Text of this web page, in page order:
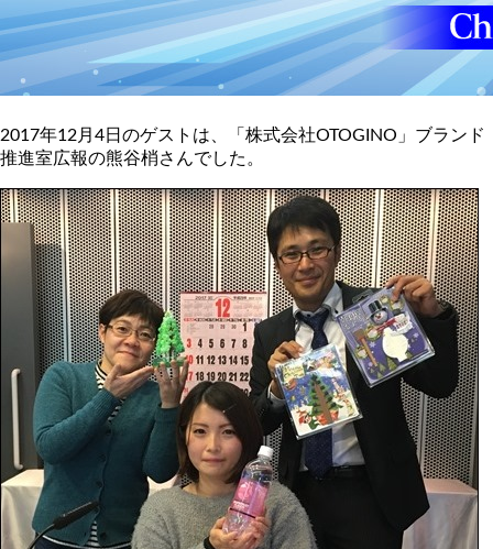
2017年12月4日のゲストは、「株式会社OTOGINO」ブランド
推進室広報の熊谷梢さんでした。